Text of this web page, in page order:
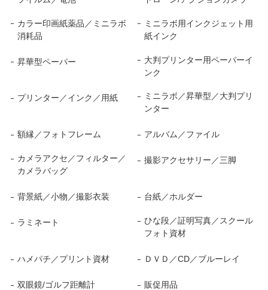
カラー印画紙薬品／ミニラボ
消耗品
ミニラボ用インクジェット用
紙インク
昇華型ペーパー
大判プリンター用ペーパーイ
ンク
プリンター／インク／用紙
ミニラボ／昇華型／大判プリ
ンター
額縁／フォトフレーム アルバム／ファイル
カメラアクセ／フィルター／
カメラバッグ
撮影アクセサリー／三脚
背景紙／小物／撮影衣装 台紙／ホルダー
ラミネート
ひな段／証明写真／スクール
フォト資材
ハメパチ／プリント資材 ＤＶＤ／CD／ブルーレイ
双眼鏡/ゴルフ距離計 販促用品